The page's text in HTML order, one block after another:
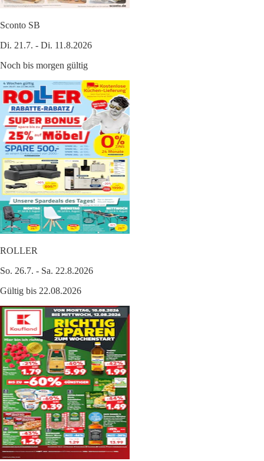
Sconto SB
Di. 21.7. - Di. 11.8.2026
Noch bis morgen gültig
ROLLER
So. 26.7. - Sa. 22.8.2026
Gültig bis 22.08.2026